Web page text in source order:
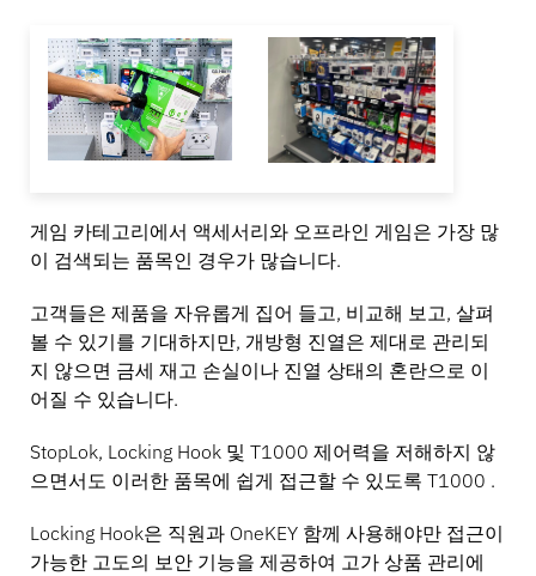
게임 카테고리에서 액세서리와 오프라인 게임은 가장 많
이 검색되는 품목인 경우가 많습니다.
고객들은 제품을 자유롭게 집어 들고, 비교해 보고, 살펴
볼 수 있기를 기대하지만, 개방형 진열은 제대로 관리되
지 않으면 금세 재고 손실이나 진열 상태의 혼란으로 이
어질 수 있습니다.
StopLok, Locking Hook 및 T1000 제어력을 저해하지 않
으면서도 이러한 품목에 쉽게 접근할 수 있도록 T1000 .
Locking Hook은 직원과 OneKEY 함께 사용해야만 접근이
가능한 고도의 보안 기능을 제공하여 고가 상품 관리에